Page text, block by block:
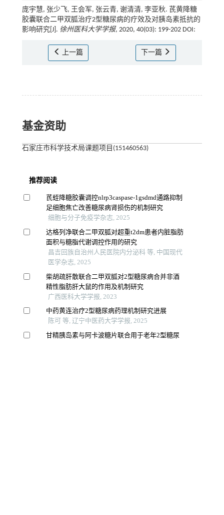
庞宇慧, 张少飞, 王会军, 张云青, 谢清清, 李亚秋. 芪黄降糖
胶囊联合二甲双胍治疗2型糖尿病的疗效及对胰岛素抵抗的
影响研究[J]. 徐州医科大学学报, 2020, 40(03): 199-202 DOI:
上一篇 下一篇
基金资助
石家庄市科学技术局课题项目(151460563)